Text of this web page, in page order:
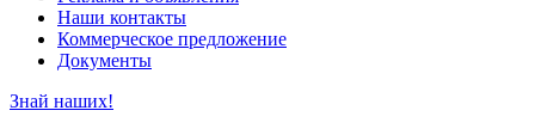
Наши контакты
Коммерческое предложение
Документы
Знай наших!